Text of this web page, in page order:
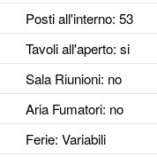
Posti all'interno: 53
Tavoli all'aperto: si
Sala Riunioni: no
Aria Fumatori: no
Ferie: Variabili